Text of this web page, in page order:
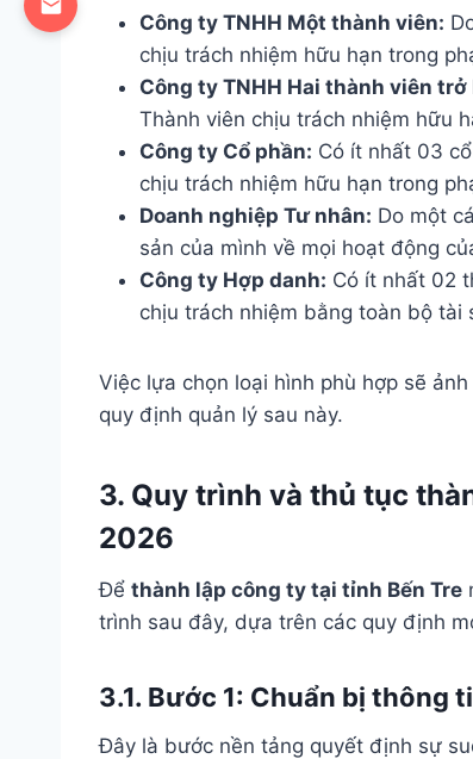
Công ty TNHH Một thành viên:
chịu trách nhiệm hữu hạn trong
Công ty TNHH Hai thành viên trở
Thành viên chịu trách nhiệm hữu
Công ty Cổ phần: Có ít nhất 03
chịu trách nhiệm hữu hạn trong
Doanh nghiệp Tư nhân: Do một
sản của mình về mọi hoạt động
Công ty Hợp danh: Có ít nhất 02
chịu trách nhiệm bằng toàn bộ tài
Việc lựa chọn loại hình phù hợp sẽ
quy định quản lý sau này.
3. Quy trình và thủ tục
2026
Để thành lập công ty tại tỉnh Bến Tre
trình sau đây, dựa trên các quy định
3.1. Bước 1: Chuẩn bị thông
Đây là bước nền tảng quyết định sự